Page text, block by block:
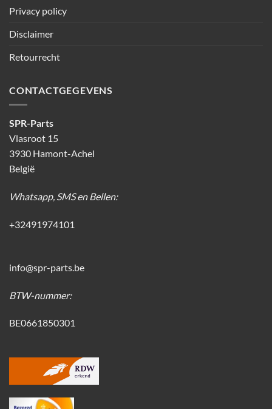
Privacy policy
Disclaimer
Retourrecht
CONTACTGEGEVENS
SPR-Parts
Vlasroot 15
3930 Hamont-Achel
België
Whatsapp, SMS en Bellen:
+32491974101
info@spr-parts.be
BTW-nummer:
BE0661850301